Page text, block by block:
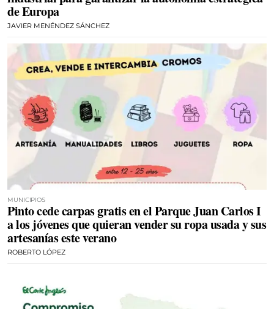
de Europa
JAVIER MENÉNDEZ SÁNCHEZ
MUNICIPIOS
Pinto cede carpas gratis en el Parque Juan Carlos I
a los jóvenes que quieran vender su ropa usada y sus
artesanías este verano
ROBERTO LÓPEZ